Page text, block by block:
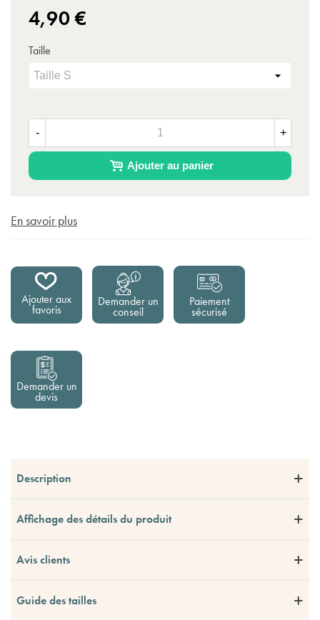
4,90 €
- +
Ajouter au panier
Taille
En savoir plus
Ajouter aux
favoris
Demander un
conseil
Paiement
sécurisé
Demander un
devis
Description
Affichage des détails du produit
Avis clients
Guide des tailles